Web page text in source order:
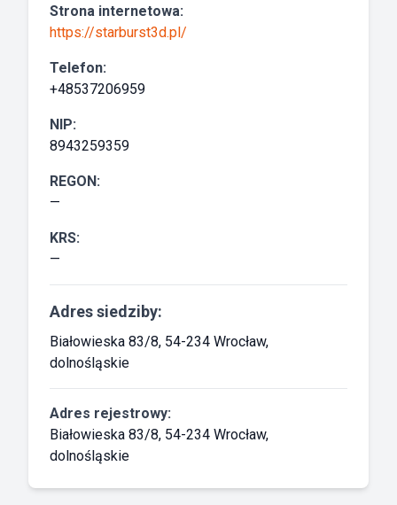
Strona internetowa:
https://starburst3d.pl/
Telefon:
+48537206959
NIP:
8943259359
REGON:
—
KRS:
—
Adres siedziby:
Białowieska 83/8, 54-234 Wrocław,
dolnośląskie
Adres rejestrowy:
Białowieska 83/8, 54-234 Wrocław,
dolnośląskie